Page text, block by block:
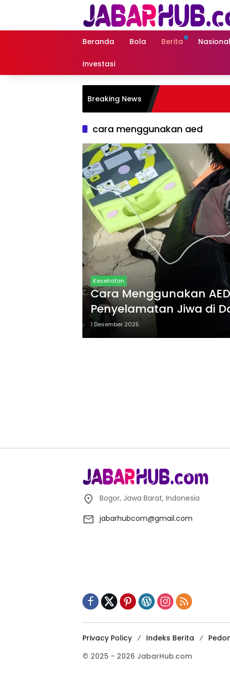
Beranda Bola Berita Nasional
Investasi
Breaking News
cara menggunakan aed
Kesehatan
Cara Menggunakan
Penyelamatan Jiwa di
1 Desember 2025
Bogor, Jawa Barat, Indonesia
jabarhubcom@gmail.com
Privacy Policy Indeks Berita
© 2025 - 2026 JabarHub.com